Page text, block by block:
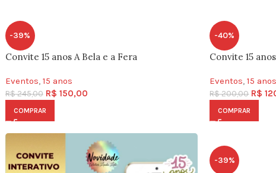
-39%
Convite 15 anos A Bela e a Fera
Eventos, 15 anos
R$245,00 R$ 150,00
COMPRAR
-40%
Convite 15
Eventos, 15 anos
R$200,00 R$
COMPRAR
-39%